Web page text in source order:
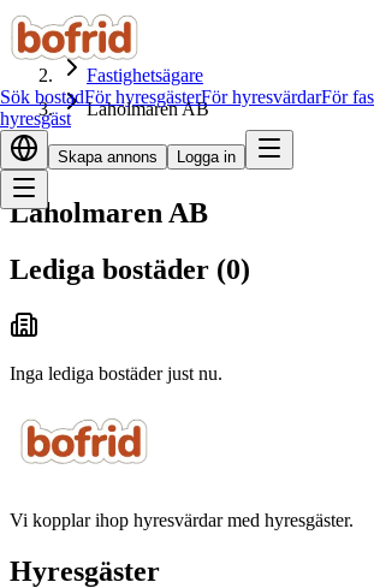
Sök bostadFör hyresgästerFör hyresvärdarFör
hyresgäst
Skapa annons Logga in
Hem
Fastighetsägare
Laholmaren AB
Laholmaren AB
Lediga bostäder (0)
Inga lediga bostäder just nu.
Vi kopplar ihop hyresvärdar med hyresgäster.
Hyresgäster